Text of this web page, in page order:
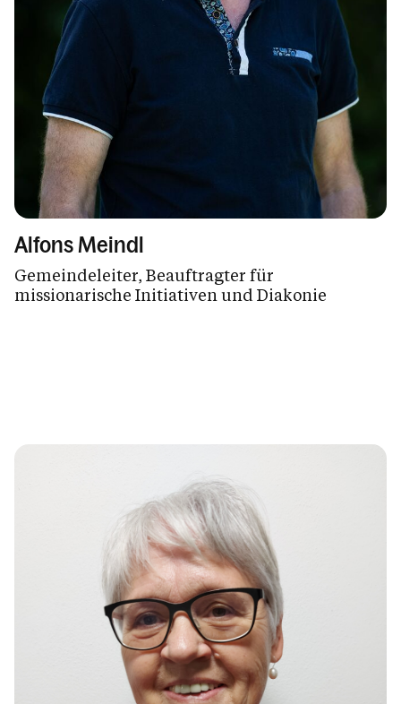
Alfons Meindl
Gemeindeleiter, Beauftragter für
missionarische Initiativen und Diakonie